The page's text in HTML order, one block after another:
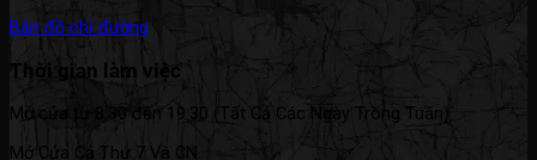
Bản đồ chỉ đường
Thời gian làm việc
Mở cửa từ 8:30 đến 19:30 (Tất Cả Các Ngày Trong Tuần).
Mở Cửa Cả Thứ 7 Và CN.